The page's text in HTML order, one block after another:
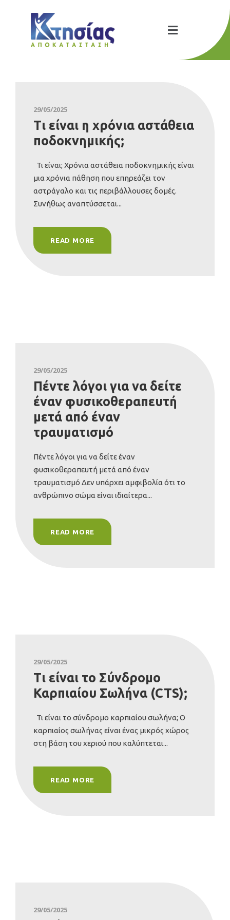
29/05/2025
Τι είναι η χρόνια αστάθεια
ποδοκνημικής;
Τι είναι; Χρόνια αστάθεια ποδοκνημικής είναι
μια χρόνια πάθηση που επηρεάζει τον
αστράγαλο και τις περιβάλλουσες δομές.
Συνήθως αναπτύσσεται...
READ MORE
29/05/2025
Πέντε λόγοι για να δείτε
έναν φυσικοθεραπευτή
μετά από έναν
τραυματισμό
Πέντε λόγοι για να δείτε έναν
φυσικοθεραπευτή μετά από έναν
τραυματισμό Δεν υπάρχει αμφιβολία ότι το
ανθρώπινο σώμα είναι ιδιαίτερα...
READ MORE
29/05/2025
Τι είναι το Σύνδρομο
Καρπιαίου Σωλήνα (CTS);
Τι είναι το σύνδρομο καρπιαίου σωλήνα; Ο
καρπιαίος σωλήνας είναι ένας μικρός χώρος
στη βάση του χεριού που καλύπτεται...
READ MORE
29/05/2025